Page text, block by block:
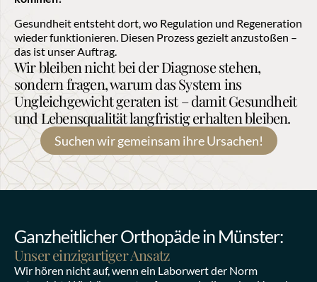
Gesundheit entsteht dort, wo Regulation und Regeneration
wieder funktionieren. Diesen Prozess gezielt anzustoßen –
das ist unser Auftrag.
Wir bleiben nicht bei der Diagnose stehen,
sondern fragen, warum das System ins
Ungleichgewicht geraten ist – damit Gesundheit
und Lebensqualität langfristig erhalten bleiben.
Suchen wir gemeinsam ihre Ursachen!
Ganzheitlicher Orthopäde in Münster:
Unser einzigartiger Ansatz
Wir hören nicht auf, wenn ein Laborwert der Norm